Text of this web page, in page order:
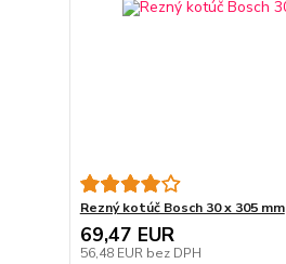
Rezný kotúč Bosch 30 x 305 mm
69,47 EUR
56,48 EUR bez DPH